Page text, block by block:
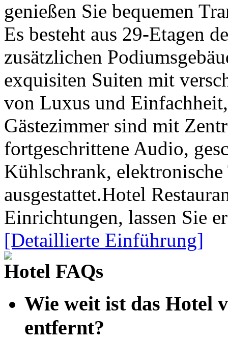
genießen Sie bequemen
Es besteht aus 29-Etagen
zusätzlichen
exquisiten Suiten mit
von Luxus und
Gästezimmer sind mit
fortgeschrittene Audio,
Kühlschrank,
ausgestattet.Hotel
Einrichtungen, lassen Sie
[Detaillierte Einführung]
Hotel FAQs
Wie weit ist das Hotel
entfernt?